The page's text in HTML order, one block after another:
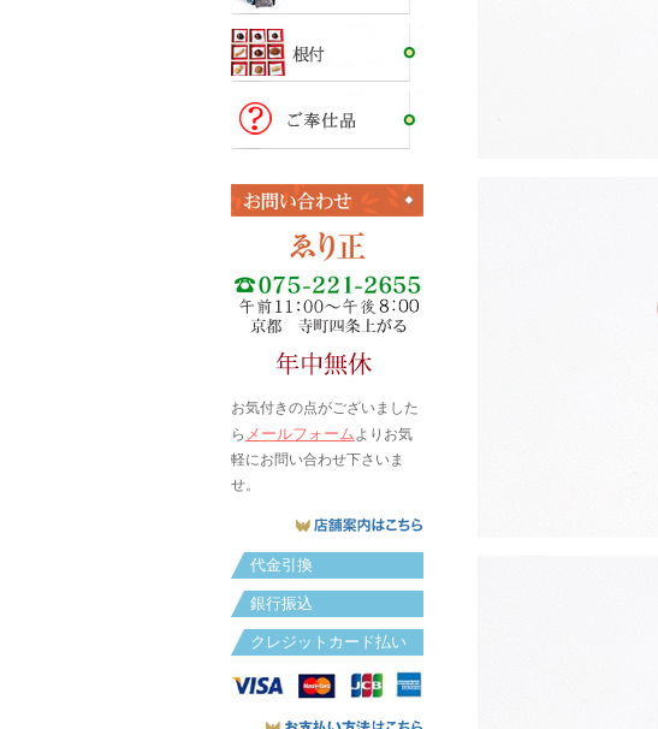
お気付きの点がございました
ら メールフォームよりお気
軽にお問い合わせ下さいま
せ。
代金引換
銀行振込
クレジットカード払い